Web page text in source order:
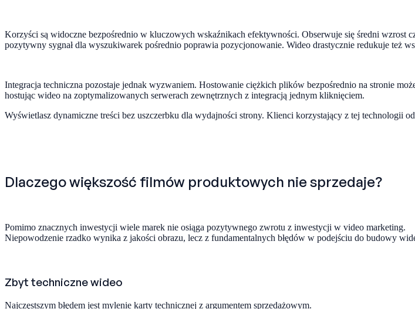
Korzyści są widoczne bezpośrednio w kluczowych wskaźnikach efektywności. Obserwuje się średni wzrost
pozytywny sygnał dla wyszukiwarek pośrednio poprawia pozycjonowanie. Wideo drastycznie redukuje też
Integracja techniczna pozostaje jednak wyzwaniem. Hostowanie ciężkich plików bezpośrednio na stronie
hostując wideo na zoptymalizowanych serwerach zewnętrznych z integracją jednym kliknięciem.
Wyświetlasz dynamiczne treści bez uszczerbku dla wydajności strony. Klienci korzystający z tej technologii
Dlaczego większość filmów produktowych nie sprzedaje?
Pomimo znacznych inwestycji wiele marek nie osiąga pozytywnego zwrotu z inwestycji w video marketing.
Niepowodzenie rzadko wynika z jakości obrazu, lecz z fundamentalnych błędów w podejściu do budowy
Zbyt techniczne wideo
Najczęstszym błędem jest mylenie karty technicznej z argumentem sprzedażowym.